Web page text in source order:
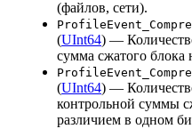
(файлов, сети).
(UInt64) —
сумма сжатого блока
(UInt64) —
контрольной суммы
различием в одном